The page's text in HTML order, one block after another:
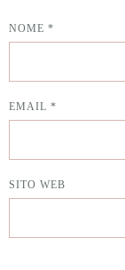
NOME *
EMAIL *
SITO WEB